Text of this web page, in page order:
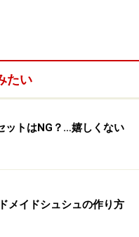
たい
ットはNG？…嬉しくない
メイドシュシュの作り方